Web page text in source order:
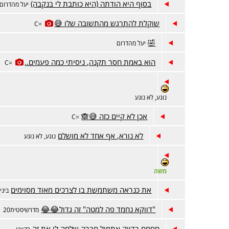
בסוף היא הודתה (היא כותבת לי בנקבה) יעל מהדרום
שוקלת להתרגש מהתשובה שלו 😅 =C
🤣 יעל מהדרום
הוא באמת חסר תקנה, ניסיתי כמה פעמים.. =C
נוגע, לא נוגע
אכן לא קיים כזה 😅🙈 =C
לא נורא, אף אחד לא מושלם נוגע, לא נוגע
משה
את כנראה משתמשת בו לצרכים מאוד מסוימים
"דווקא נחמד פה למטה" זה גדול😂😂 מדרשיסטית20